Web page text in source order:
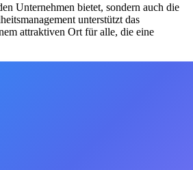
Unternehmen bietet, sondern auch die
unterstützt das
attraktiven Ort für alle, die eine